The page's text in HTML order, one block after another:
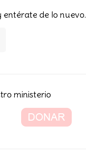
entérate de lo nuevo.
ministerio